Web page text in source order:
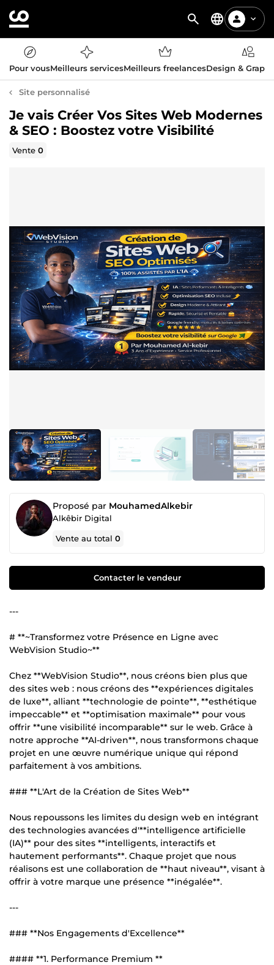
Pour vousMeilleurs servicesMeilleurs freelancesDesign &
Site personnalisé
Je vais Créer Vos Sites Web Modernes
& SEO : Boostez votre Visibilité
Vente0
Proposé par MouhamedAlkebir
Alkêbir Digital
Vente au total0
Contacter le vendeur
---
# **~Transformez votre Présence en Ligne avec
WebVision Studio~**
Chez **WebVision Studio**, nous créons bien plus que
des sites web : nous créons des **expériences digitales
de luxe**, alliant **technologie de pointe**, **esthétique
impeccable** et **optimisation maximale** pour vous
offrir **une visibilité incomparable** sur le web. Grâce à
notre approche **AI-driven**, nous transformons chaque
projet en une œuvre numérique unique qui répond
parfaitement à vos ambitions.
### **L'Art de la Création de Sites Web**
Nous repoussons les limites du design web en intégrant
des technologies avancées d'**intelligence artificielle
(IA)** pour des sites **intelligents, interactifs et
hautement performants**. Chaque projet que nous
réalisons est une collaboration de **haut niveau**, visant à
offrir à votre marque une présence **inégalée**.
---
### **Nos Engagements d'Excellence**
#### **1. Performance Premium **